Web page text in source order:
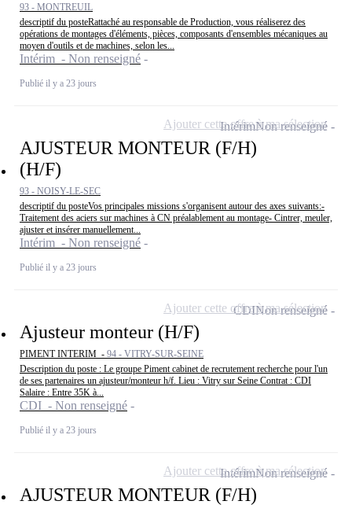
93 - MONTREUIL
descriptif du posteRattaché au responsable de Production, vous réaliserez des
opérations de montages d'éléments, pièces, composants d'ensembles mécaniques au
moyen d'outils et de machines, selon les...
Intérim - Non renseigné
Publié il y a 23 jours
AJUSTEUR MONTEUR (F/H)
(H/F)
93 - NOISY-LE-SEC
descriptif du posteVos principales missions s'organisent autour des axes suivants:-
Traitement des aciers sur machines à CN préalablement au montage- Cintrer, meuler,
ajuster et insérer manuellement...
Intérim - Non renseigné
Publié il y a 23 jours
IntérimNon renseigné
Ajouter cette offre à ma sélection
Ajusteur monteur (H/F)
PIMENT INTERIM - 94 - VITRY-SUR-SEINE
Description du poste : Le groupe Piment cabinet de recrutement recherche pour l'un
de ses partenaires un ajusteur/monteur h/f. Lieu : Vitry sur Seine Contrat : CDI
Salaire : Entre 35K à...
CDI - Non renseigné
Publié il y a 23 jours
CDINon renseigné
Ajouter cette offre à ma sélection
AJUSTEUR MONTEUR (F/H)
IntérimNon renseigné
Ajouter cette offre à ma sélection